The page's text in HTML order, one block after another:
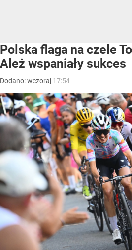
Polska flaga na czele
Ależ wspaniały sukces
Dodano:wczoraj 17:54